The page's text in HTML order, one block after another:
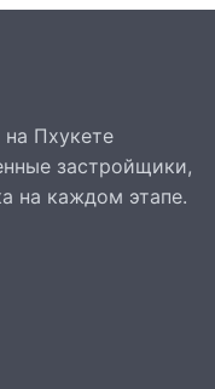
Пхукете
застройщики,
на каждом этапе.